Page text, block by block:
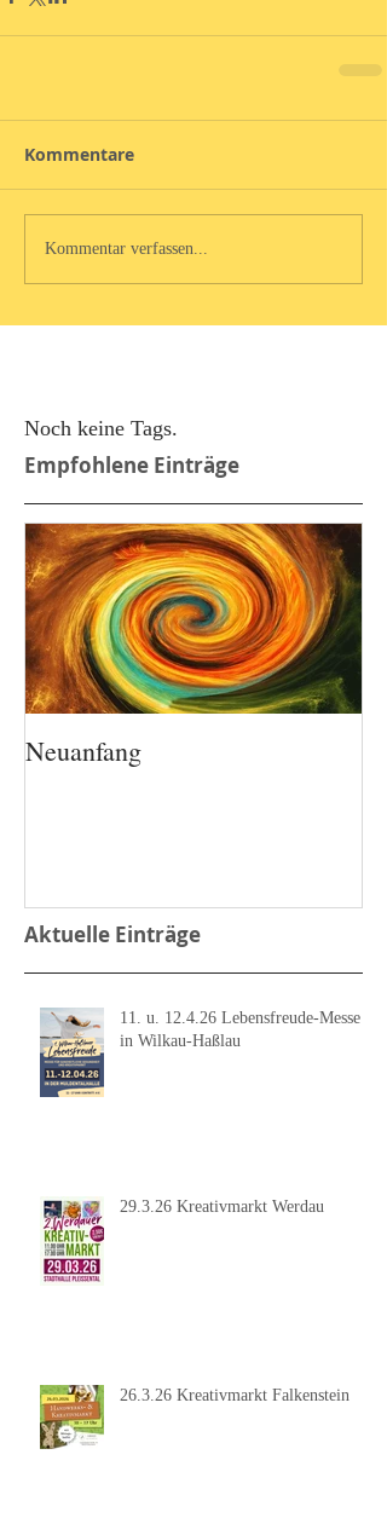
Kommentare
Kommentar verfassen...
Noch keine Tags.
Empfohlene Einträge
Neuanfang
Aktuelle Einträge
11. u. 12.4.26 Lebensfreude-Messe
in Wilkau-Haßlau
29.3.26 Kreativmarkt Werdau
26.3.26 Kreativmarkt Falkenstein